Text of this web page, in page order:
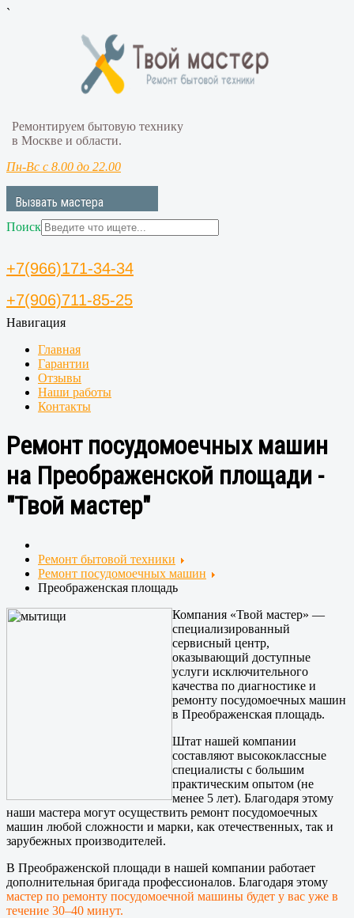
`
Ремонтируем бытовую технику
в Москве и области.
Пн-Вс с 8.00 до 22.00
Вызвать мастера
Поиск
+7(966)171-34-34
+7(906)711-85-25
Навигация
Главная
Гарантии
Отзывы
Наши работы
Контакты
Ремонт посудомоечных машин
на Преображенской площади -
"Твой мастер"
Ремонт бытовой техники
Ремонт посудомоечных машин
Преображенская площадь
Компания «Твой мастер» —
специализированный
сервисный центр,
оказывающий доступные
услуги исключительного
качества по диагностике и
ремонту посудомоечных машин
в Преображенская площадь.
Штат нашей компании
составляют высококлассные
специалисты с большим
практическим опытом (не
менее 5 лет). Благодаря этому
наши мастера могут осуществить ремонт посудомоечных
машин любой сложности и марки, как отечественных, так и
зарубежных производителей.
В Преображенской площади в нашей компании работает
дополнительная бригада профессионалов. Благодаря этому
мастер по ремонту посудомоечной машины будет у вас уже в
течение 30–40 минут.